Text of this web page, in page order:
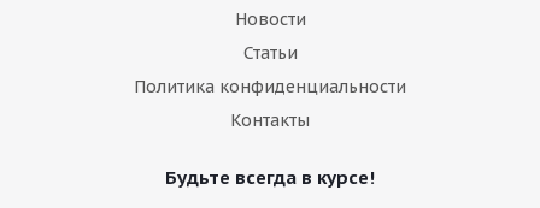
Новости
Статьи
Политика конфиденциальности
Контакты
Будьте всегда в курсе!